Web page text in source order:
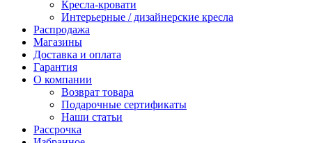
Кресла-кровати
Интерьерные / дизайнерские кресла
Распродажа
Магазины
Доставка и оплата
Гарантия
О компании
Возврат товара
Подарочные сертификаты
Наши статьи
Рассрочка